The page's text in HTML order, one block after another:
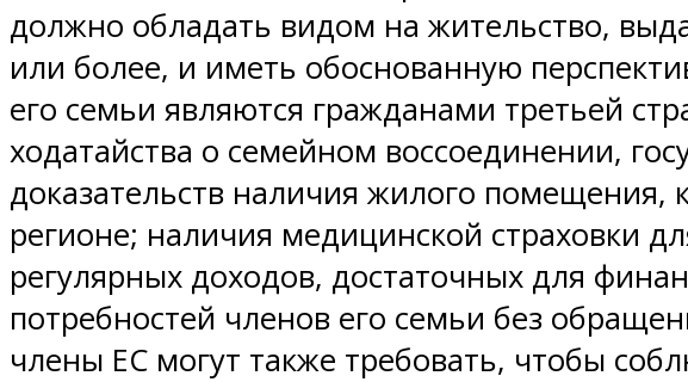
должно обладать видом на жительство,
или более, и иметь обоснованную
его семьи являются гражданами третьей
ходатайства о семейном воссоединении,
доказательств наличия жилого помещения,
регионе; наличия медицинской страховки
регулярных доходов, достаточных для
потребностей членов его семьи без
члены ЕС могут также требовать, чтобы